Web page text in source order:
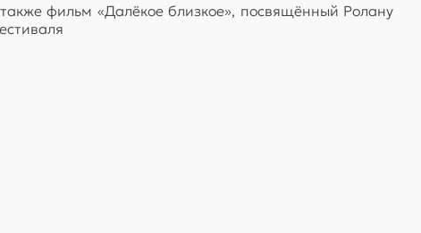
фильм «Далёкое близкое», посвящённый Ролану